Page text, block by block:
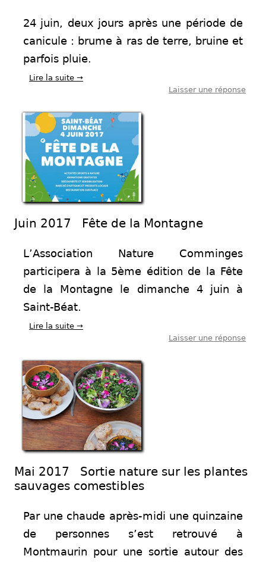
24 juin, deux jours après une période de
canicule : brume à ras de terre, bruine et
parfois pluie.
Lire la suite →
Laisser une réponse
Juin 2017 Fête de la Montagne
L’Association Nature Comminges
participera à la 5ème édition de la Fête
de la Montagne le dimanche 4 juin à
Saint-Béat.
Lire la suite →
Laisser une réponse
Mai 2017 Sortie nature sur les plantes
sauvages comestibles
Par une chaude après-midi une quinzaine
de personnes s’est retrouvé à
Montmaurin pour une sortie autour des